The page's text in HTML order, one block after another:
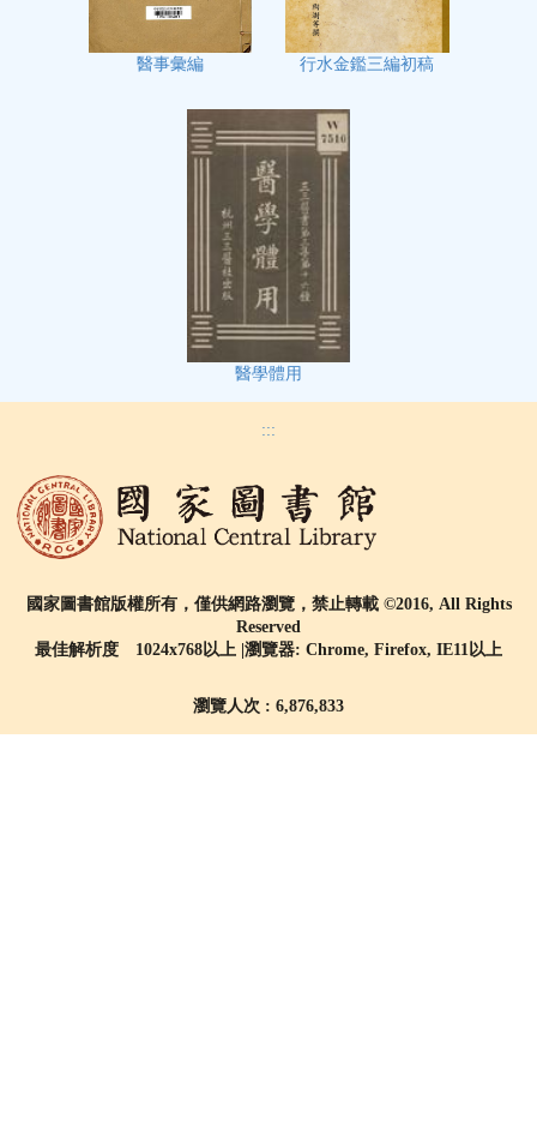
醫事彙編 行水金鑑三編初稿
醫學體用
:::
國家圖書館版權所有，僅供網路瀏覽，禁止轉載 ©2016, All Rights
Reserved
最佳解析度 1024x768以上 |瀏覽器: Chrome, Firefox, IE11以上
瀏覽人次 : 6,876,833